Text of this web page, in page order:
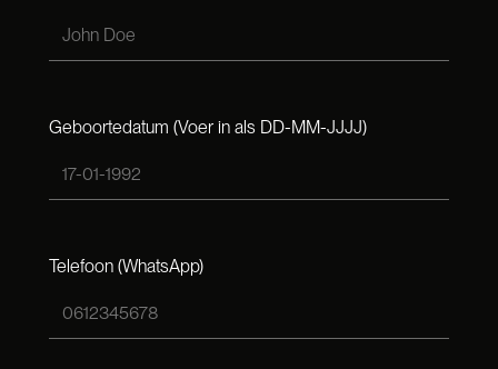
Geboortedatum (Voer in als DD-MM-JJJJ)
Telefoon (WhatsApp)